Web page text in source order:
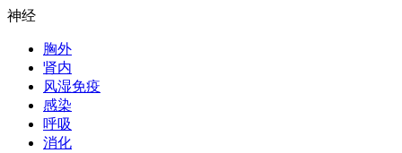
神经
胸外
肾内
风湿免疫
感染
呼吸
消化